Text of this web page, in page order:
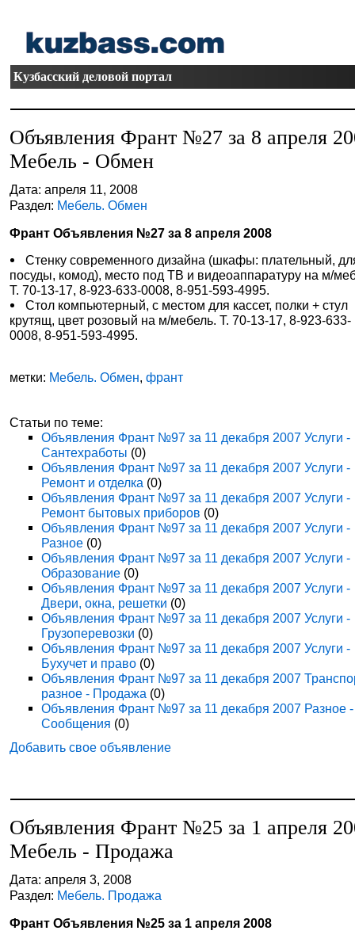
Кузбасский деловой портал
Объявления Франт №27 за 8 апреля
Мебель - Обмен
Дата: апреля 11, 2008
Раздел: Мебель. Обмен
Франт Объявления №27 за 8 апреля 2008
Стенку современного дизайна (шкафы: плательный,
посуды, комод), место под ТВ и видеоаппаратуру на м/
Т. 70-13-17, 8-923-633-0008, 8-951-593-4995.
Стол компьютерный, с местом для кассет, полки + стул
крутящ, цвет розовый на м/мебель. Т. 70-13-17, 8-923-633-
0008, 8-951-593-4995.
метки: Мебель. Обмен,франт
Статьи по теме:
Объявления Франт №97 за 11 декабря 2007 Услуги -
Сантехработы (0)
Объявления Франт №97 за 11 декабря 2007 Услуги -
Ремонт и отделка (0)
Объявления Франт №97 за 11 декабря 2007 Услуги -
Ремонт бытовых приборов (0)
Объявления Франт №97 за 11 декабря 2007 Услуги -
Разное (0)
Объявления Франт №97 за 11 декабря 2007 Услуги -
Образование (0)
Объявления Франт №97 за 11 декабря 2007 Услуги -
Двери, окна, решетки (0)
Объявления Франт №97 за 11 декабря 2007 Услуги -
Грузоперевозки (0)
Объявления Франт №97 за 11 декабря 2007 Услуги -
Бухучет и право (0)
Объявления Франт №97 за 11 декабря 2007
разное - Продажа (0)
Объявления Франт №97 за 11 декабря 2007 Разное -
Сообщения (0)
Добавить свое объявление
Объявления Франт №25 за 1 апреля
Мебель - Продажа
Дата: апреля 3, 2008
Раздел: Мебель. Продажа
Франт Объявления №25 за 1 апреля 2008